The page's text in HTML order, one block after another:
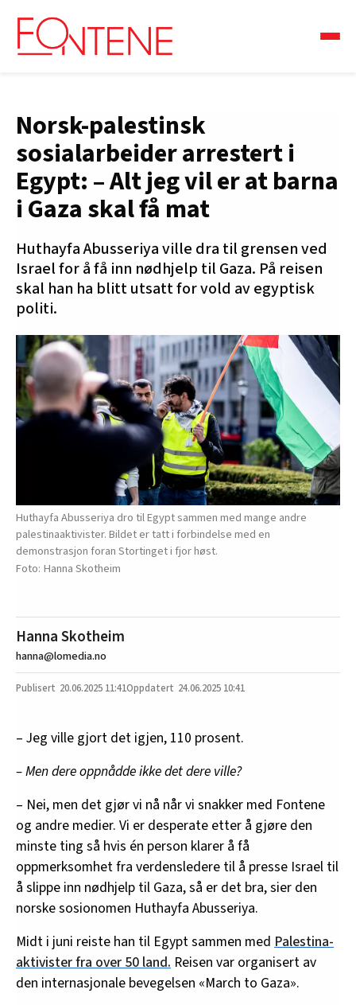
Norsk-palestinsk
sosialarbeider arrestert i
Egypt: – Alt jeg vil er at barna
i Gaza skal få mat
Huthayfa Abusseriya ville dra til grensen ved
Israel for å få inn nødhjelp til Gaza. På reisen
skal han ha blitt utsatt for vold av egyptisk
politi.
Huthayfa Abusseriya dro til Egypt sammen med mange andre
palestinaaktivister. Bildet er tatt i forbindelse med en
demonstrasjon foran Stortinget i fjor høst.
Hanna Skotheim
Hanna Skotheim
hanna@lomedia.no
20.06.2025 11:41 24.06.2025 10:41
– Jeg ville gjort det igjen, 110 prosent.
– Men dere oppnådde ikke det dere ville?
– Nei, men det gjør vi nå når vi snakker med Fontene
og andre medier. Vi er desperate etter å gjøre den
minste ting så hvis én person klarer å få
oppmerksomhet fra verdensledere til å presse Israel til
å slippe inn nødhjelp til Gaza, så er det bra, sier den
norske sosionomen Huthayfa Abusseriya.
Midt i juni reiste han til Egypt sammen med Palestina-
aktivister fra over 50 land. Reisen var organisert av
den internasjonale bevegelsen «March to Gaza».